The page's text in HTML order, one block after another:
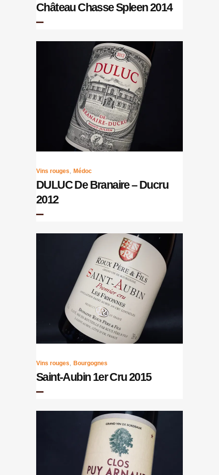
Château Chasse Spleen 2014
Vins rouges Médoc
DULUC De Branaire – Ducru
2012
Vins rouges Bourgognes
Saint-Aubin 1er Cru 2015